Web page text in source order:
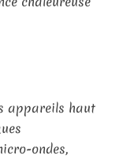
appareils haut
ondes,